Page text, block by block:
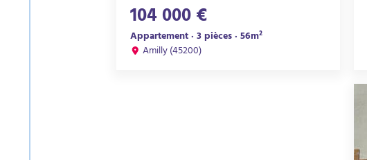
104 000 €
Appartement · 3 pièces · 56m²
Amilly (45200)